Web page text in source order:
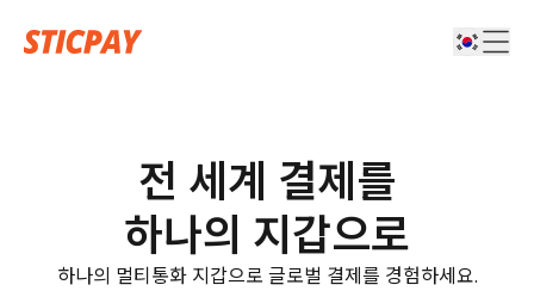
전 세계 결제를
하나의 지갑으로
하나의 멀티통화 지갑으로 글로벌 결제를 경험하세요.